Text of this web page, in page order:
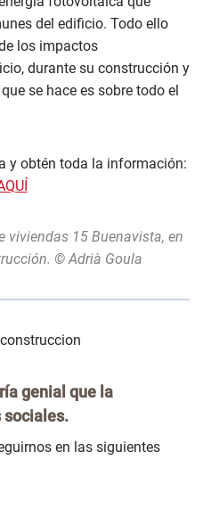
del edificio. Todo ello
los impactos
durante su construcción y
se hace es sobre todo el
y obtén toda la información:
viviendas 15 Buenavista, en
© Adrià Goula
genial que la
sociales.
en las siguientes